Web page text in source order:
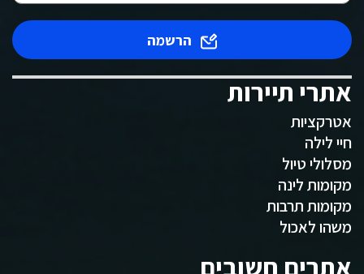
הרשמה
אתרי תיירות
אטרקציות
חיי לילה
מסלולי טיול
מקומות לינה
מקומות תרבות
משהו לאכול
אתרים חשובים